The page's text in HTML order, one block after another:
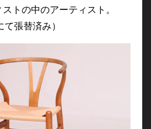
トの中のアーティスト。
て張替済み）